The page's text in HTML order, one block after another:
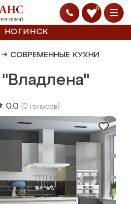
0
НОГИНСК
→ СОВРЕМЕННЫЕ КУХНИ
"Владлена"
0.0 (0 голосов)